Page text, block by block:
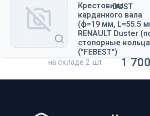
DUST
Крестовина
карданного вала
(ф=19 мм, L=55.5
RENAULT Duster
стопорные
("FEBEST")
на складе 2 шт. 1